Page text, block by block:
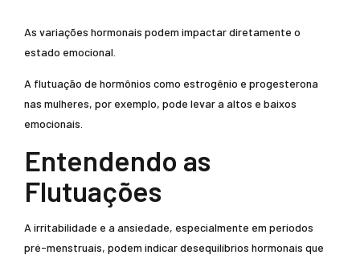
As variações hormonais podem impactar diretamente o
estado emocional.
A flutuação de hormônios como estrogênio e progesterona
nas mulheres, por exemplo, pode levar a altos e baixos
emocionais.
Entendendo as
Flutuações
A irritabilidade e a ansiedade, especialmente em períodos
pré-menstruais, podem indicar desequilíbrios hormonais que